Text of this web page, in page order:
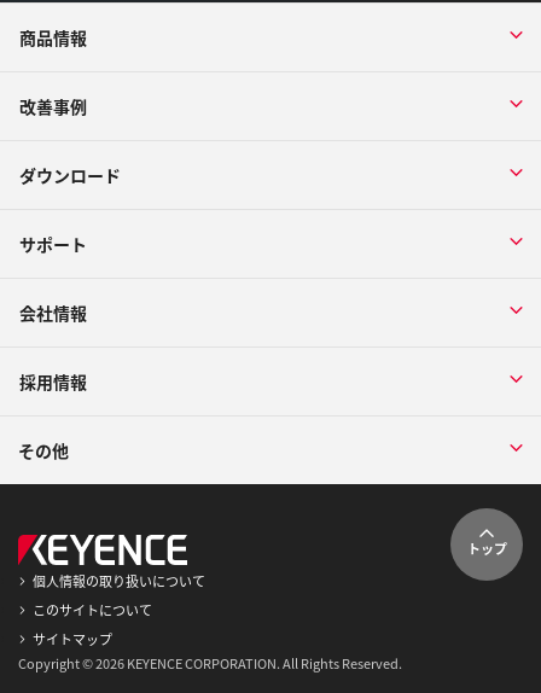
商品情報
改善事例
ダウンロード
サポート
会社情報
採用情報
その他
トップ
個人情報の取り扱いについて
このサイトについて
サイトマップ
Copyright © 2026 KEYENCE CORPORATION. All Rights Reserved.